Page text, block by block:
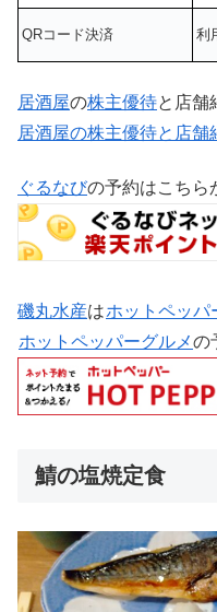
QRコード決済 利
居酒屋の株主優待と店舗
居酒屋の株主優待と店舗
ぐるなびの予約はこちら
磯丸水産はホットペッパ
ホットペッパーグルメの
鯖の塩焼定食